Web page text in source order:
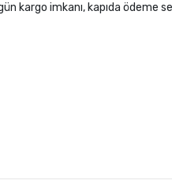
kargo imkanı, kapıda ödeme